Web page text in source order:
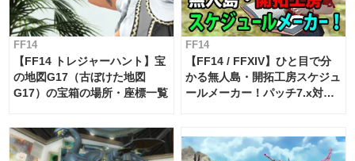
FF14
【FF14 トレジャーハント】宝
の地図G17（古ぼけた地図
G17）の宝箱の場所・座標一覧
FF14
【FF14 / FFXIV】ひと目で分
かる無人島・開拓工房スケジュ
ールメーカー！パッチ7.x対応